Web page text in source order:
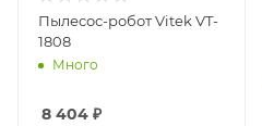
Пылесос-робот Vitek VT-
1808
Много
8 404 ₽